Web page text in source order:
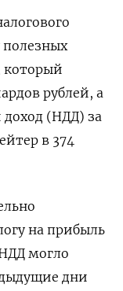
полезных
который
рублей, а
(НДД) за
в 374
на прибыль
могло
дни